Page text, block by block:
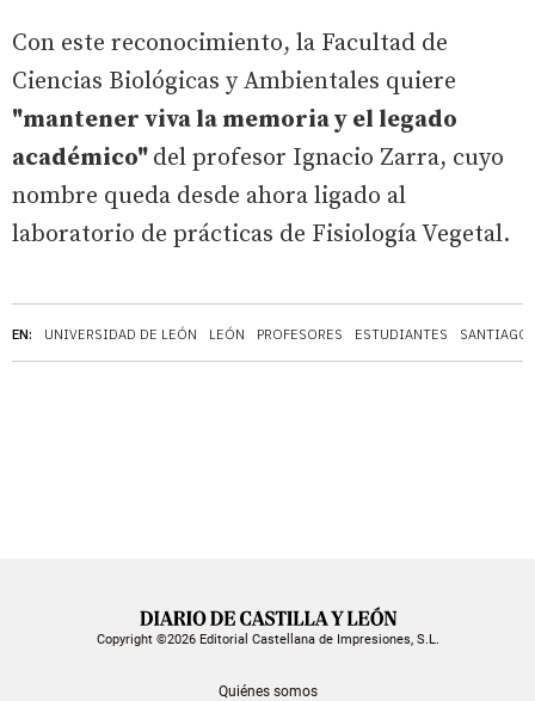
EN: UNIVERSIDAD DE LEÓN LEÓN PROFESORES ESTUDIANTES SANTIAGO
Con este reconocimiento, la Facultad de
Ciencias Biológicas y Ambientales quiere
"mantener viva la memoria y el legado
académico" del profesor Ignacio Zarra, cuyo
nombre queda desde ahora ligado al
laboratorio de prácticas de Fisiología Vegetal.
Copyright ©2026 Editorial Castellana de Impresiones, S.L.
Quiénes somos